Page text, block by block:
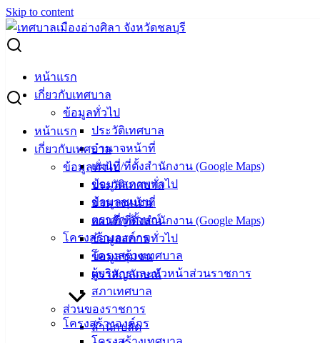
Skip to content
หน้าแรก
เกี่ยวกับเทศบาล
ข้อมูลทั่วไป
ประวัติเทศบาล
อำนาจหน้าที่
แผนที่/ที่ตั้งสำนักงาน (Google Maps)
ข้อมูลสภาพทั่วไป
ข้อมูลชุมชน
ตราสัญลักษณ์
โครงสร้างองค์กร
โครงสร้างเทศบาล
ผู้บริหารและหัวหน้าส่วนราชการ
สภาเทศบาล
ส่วนของราชการ
สำนักปลัด
หน้าแรก
เกี่ยวกับเทศบาล
ข้อมูลทั่วไป
ประวัติเทศบาล
อำนาจหน้าที่
แผนที่/ที่ตั้งสำนักงาน (Google Maps)
ข้อมูลสภาพทั่วไป
ข้อมูลชุมชน
ตราสัญลักษณ์
โครงสร้างองค์กร
Search for:
หญิงตั้งครรภ์ควรรับประทานอาหารที่เหมาะสมและมีประโชน์
เพื่อส่งเสริมสุขภาพ
หญิงตั้งครรภ์ควรรับประทานอาหารที่
เหมาะสมและมีประโชน์เพื่อส่งเสริมสุข
มกราคม 15, 2025มกราคม 16, 2025
vichakarn2#
ข่าวสารน่ารู้
หญิงตั้งครรภ์ควรรับประทานอาหารที่เหมาะสมและมีประโชน์
เพื่อส่งเสริมสุขภาพทำให้ลูกในครรภ์เจริญเติบโตไปตามเกณฑ์
ลดการเกิดภาวะแทรกซ้อน ต่างๆและช่วยป้องกันการคลอดก่อน